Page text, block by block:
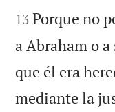


13 Porque no
a Abraham o
que él era
mediante la